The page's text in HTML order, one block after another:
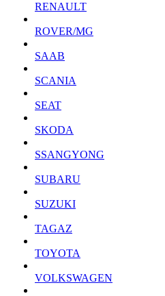
RENAULT
ROVER/MG
SAAB
SCANIA
SEAT
SKODA
SSANGYONG
SUBARU
SUZUKI
TAGAZ
TOYOTA
VOLKSWAGEN